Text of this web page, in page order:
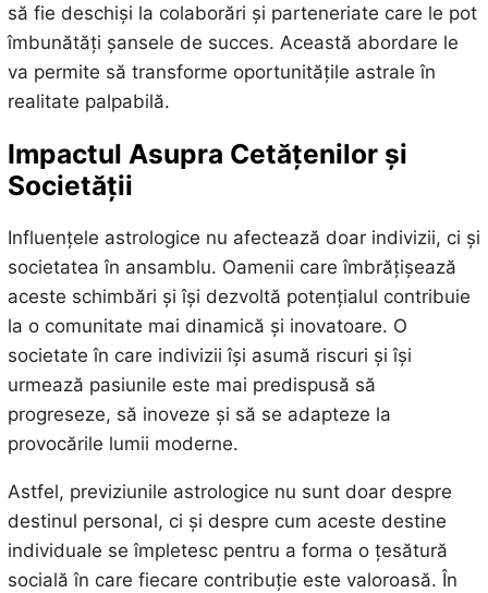
să fie deschiși la colaborări și parteneriate care le pot
îmbunătăți șansele de succes. Această abordare le
va permite să transforme oportunitățile astrale în
realitate palpabilă.
Impactul Asupra Cetățenilor și
Societății
Influențele astrologice nu afectează doar indivizii, ci și
societatea în ansamblu. Oamenii care îmbrățișează
aceste schimbări și își dezvoltă potențialul contribuie
la o comunitate mai dinamică și inovatoare. O
societate în care indivizii își asumă riscuri și își
urmează pasiunile este mai predispusă să
progreseze, să inoveze și să se adapteze la
provocările lumii moderne.
Astfel, previziunile astrologice nu sunt doar despre
destinul personal, ci și despre cum aceste destine
individuale se împletesc pentru a forma o țesătură
socială în care fiecare contribuție este valoroasă. În